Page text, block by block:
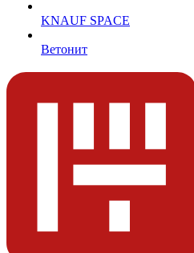
KNAUF SPACE
Ветонит